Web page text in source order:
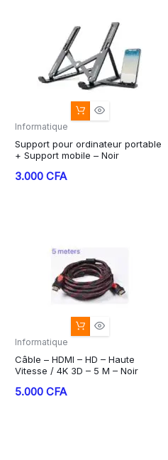
Informatique
Support pour ordinateur portable
+ Support mobile – Noir
3.000 CFA
Informatique
Câble – HDMI – HD – Haute
Vitesse / 4K 3D – 5 M – Noir
5.000 CFA